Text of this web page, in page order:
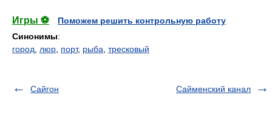
Игры ⚽
Поможем решить контрольную работу
Синонимы:
город
люр порт, рыба тресковый
Сайгон Сайменский канал